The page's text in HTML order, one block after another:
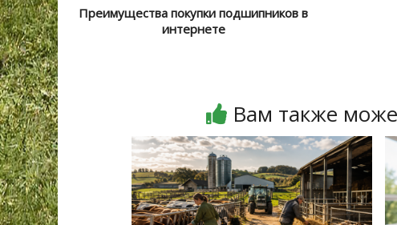
Преимущества покупки подшипников в
интернете
Вам также